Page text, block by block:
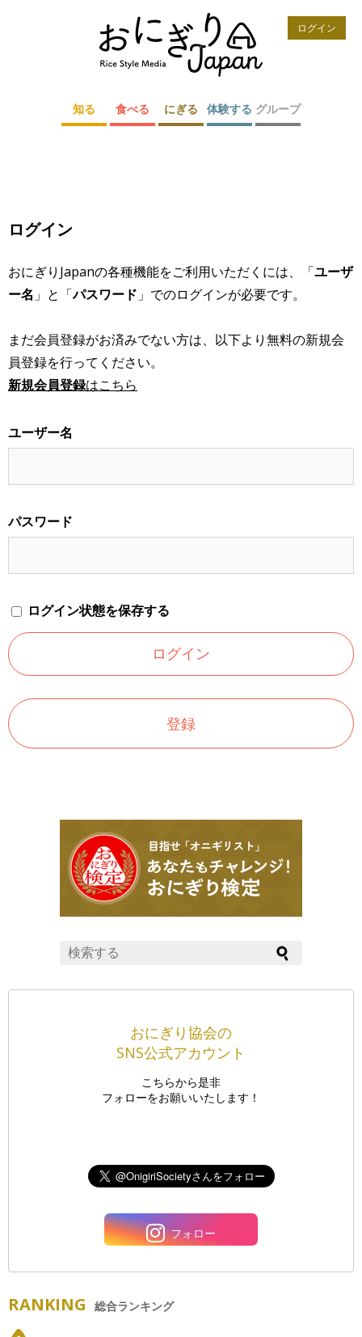
ログイン
知る 食べる にぎる 体験する グループ
ログイン
おにぎりJapanの各種機能をご利用いただくには、「ユーザ
ー名 」と「パスワード 」でのログインが必要です。
まだ会員登録がお済みでない方は、以下より無料の新規会
員登録を行ってください。
新規会員登録はこちら
ユーザー名
パスワード
ログイン状態を保存する
登録
おにぎり協会の
SNS公式アカウント
こちらから是非
フォローをお願いいたします！
フォロー
RANKING 総合ランキング